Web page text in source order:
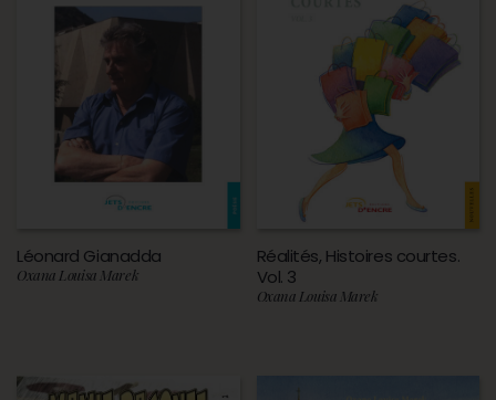
Léonard Gianadda
Oxana Louisa Marek
Réalités, Histoires courtes.
Vol. 3
Oxana Louisa Marek